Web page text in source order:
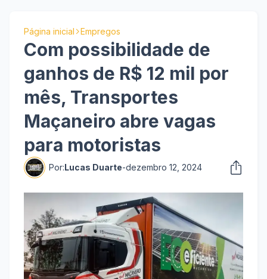
Página inicial Empregos
Com possibilidade de
ganhos de R$ 12 mil por
mês, Transportes
Maçaneiro abre vagas
para motoristas
Por:Lucas Duarte-dezembro 12, 2024